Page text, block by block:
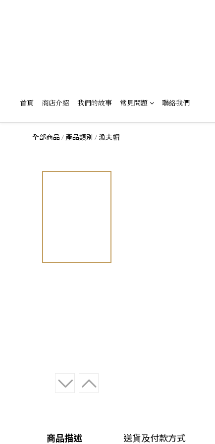
首頁 商店介紹 我們的故事 常見問題 聯絡我們
全部商品 / 產品類別 /漁夫帽
商品描述 送貨及付款方式